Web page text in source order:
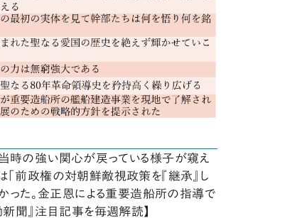
時の強い関心が戻っている様子が窺え
前政権の対朝鮮敵視政策を『継承』し
かった。金正恩による重要造船所の指導で
新聞』注目記事を毎週解読】